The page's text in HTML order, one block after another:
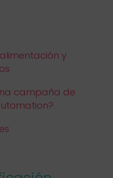
y
campaña de